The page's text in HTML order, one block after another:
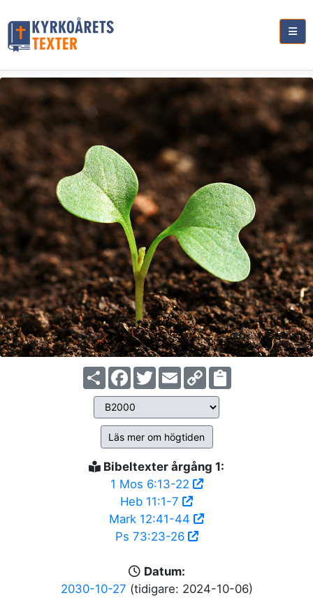
ShareFacebook
TwitterEmailCopy
Link
Läs mer om högtiden
Bibeltexter årgång 1:
1 Mos 6:13-22
Heb 11:1-7
Mark 12:41-44
Ps 73:23-26
Datum:
2030-10-27 (tidigare: 2024-10-06)